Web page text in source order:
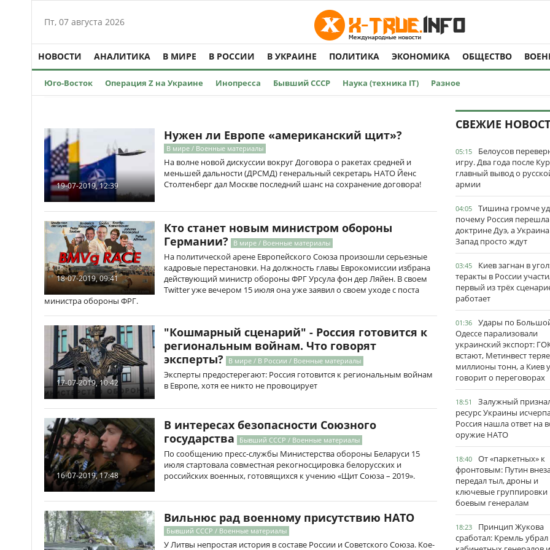
Пт, 07 августа 2026
НОВОСТИ АНАЛИТИКА В МИРЕ В РОССИИ В УКРАИНЕ ПОЛИТИКА ЭКОНОМИКА ОБЩЕСТВО
Юго-Восток Операция Z на Украине Инопресса Бывший СССР Наука (техника IT) Разное
19-07-2019, 12:39
Нужен ли Европе «американский щит»?
В мире / Военные материалы
На волне новой дискуссии вокруг Договора о ракетах средней и
меньшей дальности (ДРСМД) генеральный секретарь НАТО Йенс
Столтенберг дал Москве последний шанс на сохранение договора!
18-07-2019, 09:41
Кто станет новым министром обороны
Германии?
В мире / Военные материалы
На политической арене Европейского Союза произошли серьезные
кадровые перестановки. На должность главы Еврокомиссии избрана
действующий министр обороны ФРГ Урсула фон дер Ляйен. В своем
Twitter уже вечером 15 июля она уже заявил о своем уходе с поста
министра обороны ФРГ.
17-07-2019, 10:42
"Кошмарный сценарий" - Россия готовится к
региональным войнам. Что говорят
эксперты?
В мире / В России / Военные материалы
Эксперты предостерегают: Россия готовится к региональным войнам
в Европе, хотя ее никто не провоцирует
16-07-2019, 17:48
В интересах безопасности Союзного
государства
Бывший СССР / Военные материалы
По сообщению пресс-службы Министерства обороны Беларуси 15
июля стартовала совместная рекогносцировка белорусских и
российских военных, готовящихся к учению «Щит Союза – 2019».
Вильнюс рад военному присутствию НАТО
Бывший СССР / Военные материалы
У Литвы непростая история в составе России и Советского Союза. Кое-
СВЕЖИЕ
05:15
Белоусов
игру. Два года после
главный вывод о
армии
04:05
Тишина громче
почему Россия
доктрине Дуэ, а
Запад просто ждут
03:45
Киев загнан в
теракты в России
первый из трёх
работает
01:36
Удары по
Одессе парализовали
украинский экспорт:
встают, Метинвест
миллионы тонн, а Киев
говорит о переговорах
18:51
Залужный
ресурс Украины
Россия нашла ответ на
оружие НАТО
18:40
От «паркетных» к
фронтовым: Путин
передал тыл, дроны и
ключевые группировки
боевым генералам
18:23
Принцип Жукова
сработал: Кремль убрал